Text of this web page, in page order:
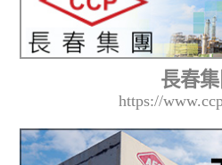
長春集
https://